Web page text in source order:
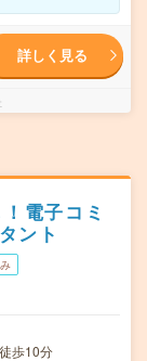
詳しく見る
電子コミ
ント
歩10分